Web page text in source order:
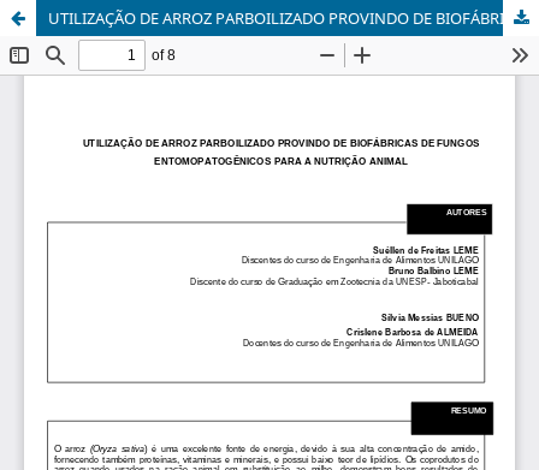
UTILIZAÇÃO DE ARROZ PARBOILIZADO PROVINDO DE BIOFÁBRICAS DE FUNGOS ENTOMOPATOGÊNICOS PARA A NUTRIÇÃO ANIMAL